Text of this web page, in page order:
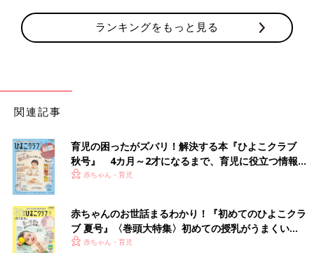
れぞれの分野の専門家の方たちにアドバイスをいただきながら、
実績を積み上げていきました。ランキングをもっと見る
関連記事
育児の困ったがズバリ！解決する本『ひよこクラブ
秋号』 4カ月～2才になるまで、育児に役立つ情報が
いっぱい！
赤ちゃん・育児
赤ちゃんのお世話まるわかり！『初めてのひよこクラ
ブ 夏号』〈巻頭大特集〉初めての授乳がうまくい
く！ おっぱい・ミルクの基本と夏のトラブル 解決テ
赤ちゃん・育児